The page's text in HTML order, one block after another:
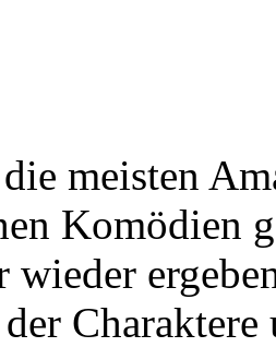
meisten
Komödien
wieder